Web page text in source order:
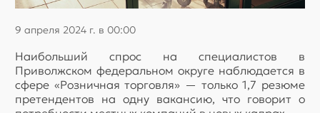
9 апреля 2024 г. в 00:00
Наибольший спрос на специалистов в
Приволжском федеральном округе наблюдается в
сфере «Розничная торговля» — только 1,7 резюме
претендентов на одну вакансию, что говорит о